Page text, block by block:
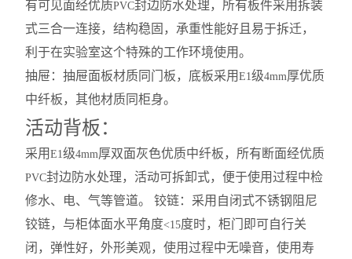
有可见面经优质PVC封边防水处理，所有板件采用拆装
式三合一连接，结构稳固，承重性能好且易于拆迁，
利于在实验室这个特殊的工作环境使用。
抽屉：抽屉面板材质同门板，底板采用E1级4mm厚优质
中纤板，其他材质同柜身。
活动背板：
采用E1级4mm厚双面灰色优质中纤板，所有断面经优质
PVC封边防水处理，活动可拆卸式，便于使用过程中检
修水、电、气等管道。 铰链：采用自闭式不锈钢阻尼
铰链，与柜体面水平角度<15度时，柜门即可自行关
闭，弹性好，外形美观，使用过程中无噪音，使用寿